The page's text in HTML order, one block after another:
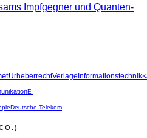
Impfgegner und Quanten-
UrheberrechtVerlageInformationstechnik
E-
Deutsche Telekom